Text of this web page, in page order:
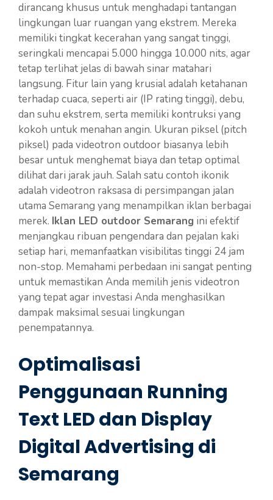
dirancang khusus untuk menghadapi tantangan
lingkungan luar ruangan yang ekstrem. Mereka
memiliki tingkat kecerahan yang sangat tinggi,
seringkali mencapai 5.000 hingga 10.000 nits, agar
tetap terlihat jelas di bawah sinar matahari
langsung. Fitur lain yang krusial adalah ketahanan
terhadap cuaca, seperti air (IP rating tinggi), debu,
dan suhu ekstrem, serta memiliki kontruksi yang
kokoh untuk menahan angin. Ukuran piksel (pitch
piksel) pada videotron outdoor biasanya lebih
besar untuk menghemat biaya dan tetap optimal
dilihat dari jarak jauh. Salah satu contoh ikonik
adalah videotron raksasa di persimpangan jalan
utama Semarang yang menampilkan iklan berbagai
merek. Iklan LED outdoor Semarang ini efektif
menjangkau ribuan pengendara dan pejalan kaki
setiap hari, memanfaatkan visibilitas tinggi 24 jam
non-stop. Memahami perbedaan ini sangat penting
untuk memastikan Anda memilih jenis videotron
yang tepat agar investasi Anda menghasilkan
dampak maksimal sesuai lingkungan
penempatannya.
Optimalisasi
Penggunaan Running
Text LED dan Display
Digital Advertising di
Semarang